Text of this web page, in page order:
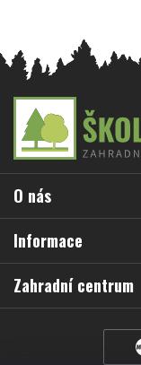
a
í
O nás
Informace
Zahradní centrum